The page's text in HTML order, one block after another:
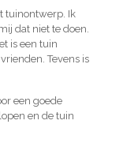
tuinontwerp. Ik
dat niet te doen.
is een tuin
Tevens is
een goede
en de tuin